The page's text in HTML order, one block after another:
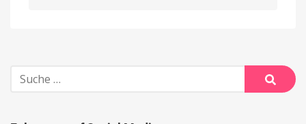
Suche
nach:
Suche